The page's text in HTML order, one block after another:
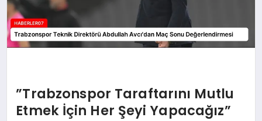
”Trabzonspor Taraftarını Mutlu
Etmek İçin Her Şeyi Yapacağız”